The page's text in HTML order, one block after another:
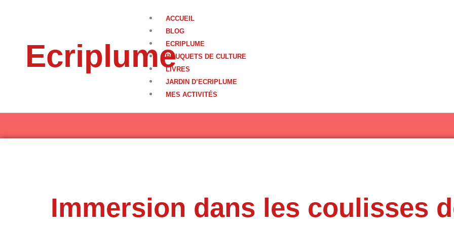
Ecriplume
ACCUEIL
BLOG
ECRIPLUME
BOUQUETS DE CULTURE
LIVRES
JARDIN D’ECRIPLUME
MES ACTIVITÉS
Immersion dans les coulisses